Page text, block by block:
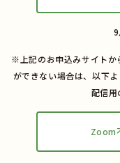
※上記のお申込みサイト
ができない場合は、以下
配信用
Zoom